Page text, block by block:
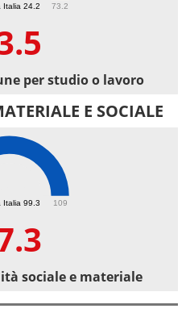
Italia 24.2 73.2
per studio o lavoro
E SOCIALE
Italia 99.3 109
sociale e materiale